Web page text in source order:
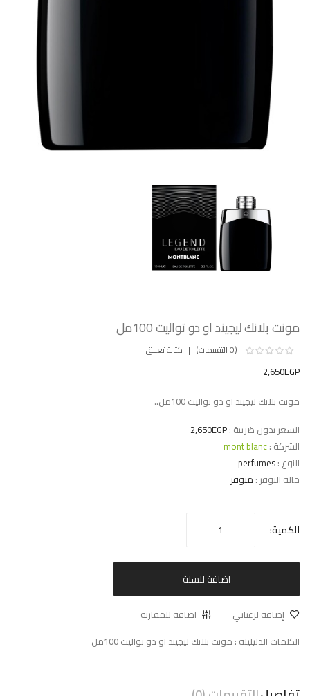
مونت بلانك ليجيند او دو تواليت 100مل
(0 التقييمات) كتابة تعليق
2,650EGP
مونت بلانك ليجيند او دو تواليت 100مل..
السعر بدون ضريبة :2,650EGP
الشركة :mont blanc
النوع :perfumes
حالة التوفر : متوفر
الكمية:
اضافة للسلة
إضافة لرغباتي
اضافة للمقارنة
الكلمات الدليليلة : مونت بلانك ليجيند او دو تواليت 100مل